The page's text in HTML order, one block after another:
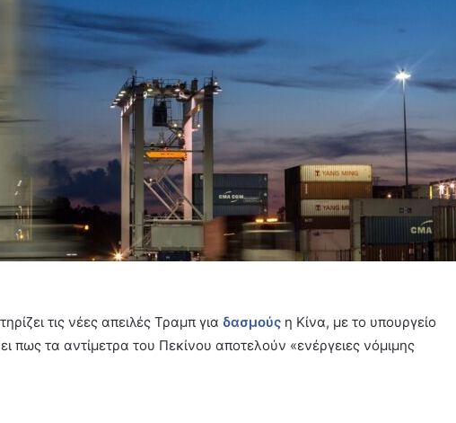
τις νέες απειλές Τραμπ για δασμούς η Κίνα, με το υπουργείο
πως τα αντίμετρα του Πεκίνου αποτελούν «ενέργειες νόμιμης